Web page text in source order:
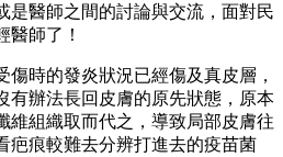
是醫師之間的討論與交流，面對民
醫師了！
時的發炎狀況已經傷及真皮層，
有辦法長回皮膚的原先狀態，原本
維組織取而代之，導致局部皮膚往
疤痕較難去分辨打進去的疫苗菌